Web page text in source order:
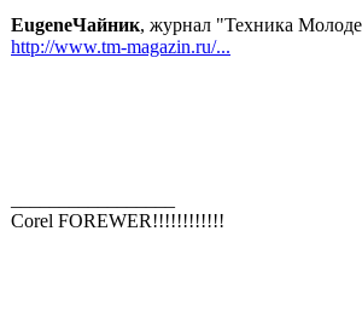
EugeneЧайник, журнал "Техника
http://www.tm-magazin.ru/...
Corel FOREWER!!!!!!!!!!!!